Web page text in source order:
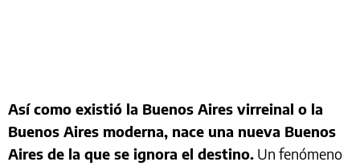
Así como existió la Buenos Aires virreinal o la
Buenos Aires moderna, nace una nueva Buenos
Aires de la que se ignora el destino. Un fenómeno